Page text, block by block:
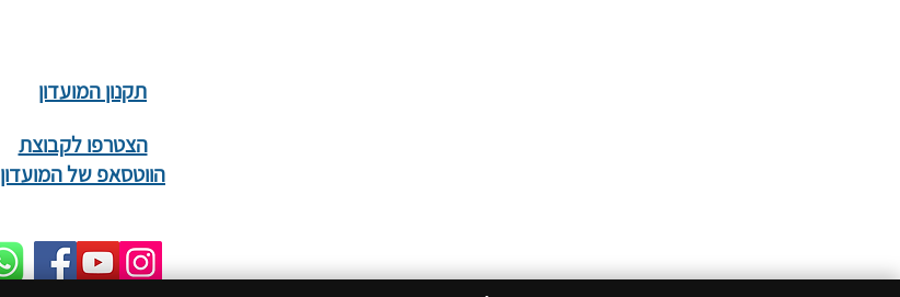
תקנון המועדון
הצטרפו לקבוצת
הווטסאפ של המועדון